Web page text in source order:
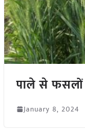
पाले से फसलों
January 8, 2024